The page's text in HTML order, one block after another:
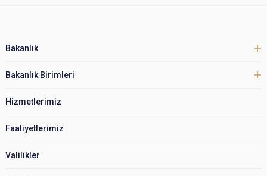
Bakanlık
Bakanlık Birimleri
Hizmetlerimiz
Faaliyetlerimiz
Valilikler